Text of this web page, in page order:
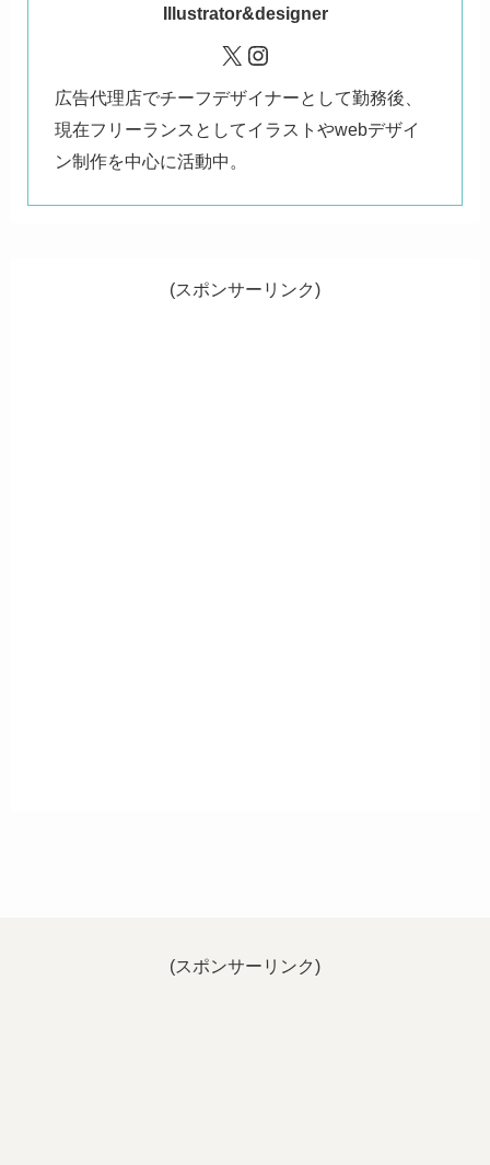
Illustrator&designer
X Instagram
広告代理店でチーフデザイナーとして勤務後、
現在フリーランスとしてイラストやwebデザイ
ン制作を中心に活動中。
(スポンサーリンク)
(スポンサーリンク)